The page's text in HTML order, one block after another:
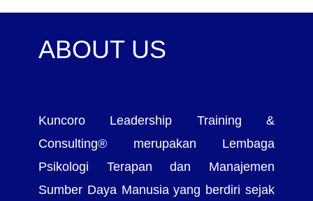
ABOUT US
Kuncoro Leadership Training &
Consulting® merupakan Lembaga
Psikologi Terapan dan Manajemen
Sumber Daya Manusia yang berdiri sejak